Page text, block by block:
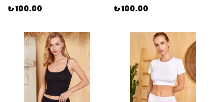
₺ 100.00 ₺ 100.00